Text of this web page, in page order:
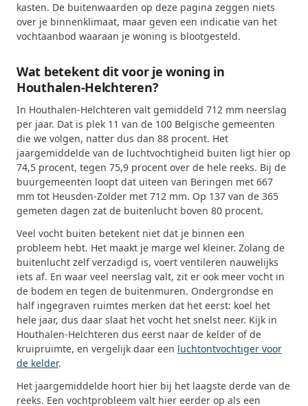
kasten. De buitenwaarden op deze pagina zeggen niets
over je binnenklimaat, maar geven een indicatie van het
vochtaanbod waaraan je woning is blootgesteld.
Wat betekent dit voor je woning in
Houthalen-Helchteren?
In Houthalen-Helchteren valt gemiddeld 712 mm neerslag
per jaar. Dat is plek 11 van de 100 Belgische gemeenten
die we volgen, natter dus dan 88 procent. Het
jaargemiddelde van de luchtvochtigheid buiten ligt hier op
74,5 procent, tegen 75,9 procent over de hele reeks. Bij de
buurgemeenten loopt dat uiteen van Beringen met 667
mm tot Heusden-Zolder met 712 mm. Op 137 van de 365
gemeten dagen zat de buitenlucht boven 80 procent.
Veel vocht buiten betekent niet dat je binnen een
probleem hebt. Het maakt je marge wel kleiner. Zolang de
buitenlucht zelf verzadigd is, voert ventileren nauwelijks
iets af. En waar veel neerslag valt, zit er ook meer vocht in
de bodem en tegen de buitenmuren. Ondergrondse en
half ingegraven ruimtes merken dat het eerst: koel het
hele jaar, dus daar slaat het vocht het snelst neer. Kijk in
Houthalen-Helchteren dus eerst naar de kelder of de
kruipruimte, en vergelijk daar een luchtontvochtiger voor
de kelder.
Het jaargemiddelde hoort hier bij het laagste derde van de
reeks. Een vochtprobleem valt hier eerder op als een